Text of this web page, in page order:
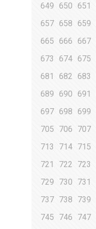
649
650 651
657 658 659
665
666 667
673
674 675
681
682 683
689
690 691
697 698 699
705
706 707
713
714 715
721
722 723
729
730 731
737 738 739
745
746 747